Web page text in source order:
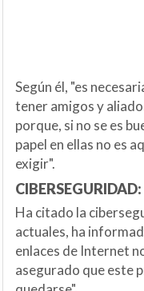
Según él, "es
tener amigos y
porque, si no se es
papel en ellas no es
exigir".
Ha citado la
actuales, ha
enlaces de Internet
asegurado que este